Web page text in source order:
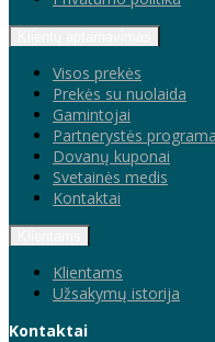
Visos prekės
Prekės su nuolaida
Gamintojai
Partnerystės programa
Dovanų kuponai
Svetainės medis
Kontaktai
Klientams
Užsakymų istorija
Kontaktai